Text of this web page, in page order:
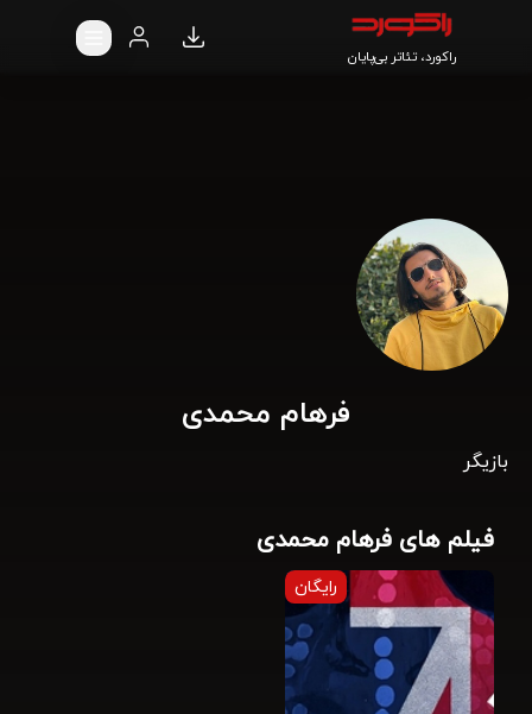
راکورد، تئاتر بی‌پایان
فرهام محمدی
بازیگر
فیلم های فرهام محمدی
رایگان